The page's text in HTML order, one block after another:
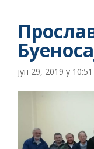
јун 29, 2019 у 10:51